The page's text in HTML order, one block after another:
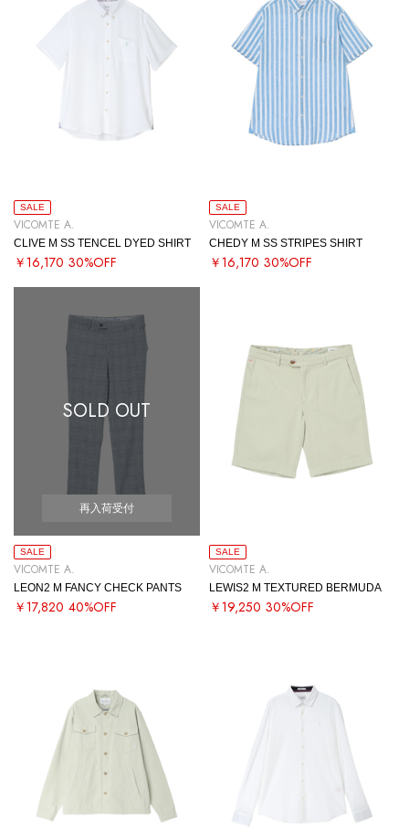
SALE
VICOMTE A.
CLIVE M SS TENCEL DYED SHIRT
￥16,170 30%OFF
SALE
VICOMTE A.
CHEDY M SS STRIPES SHIRT
￥16,170 30%OFF
SOLD OUT
再入荷受付
SALE
VICOMTE A.
LEON2 M FANCY CHECK PANTS
￥17,820 40%OFF
SALE
VICOMTE A.
LEWIS2 M TEXTURED BERMUDA
￥19,250 30%OFF